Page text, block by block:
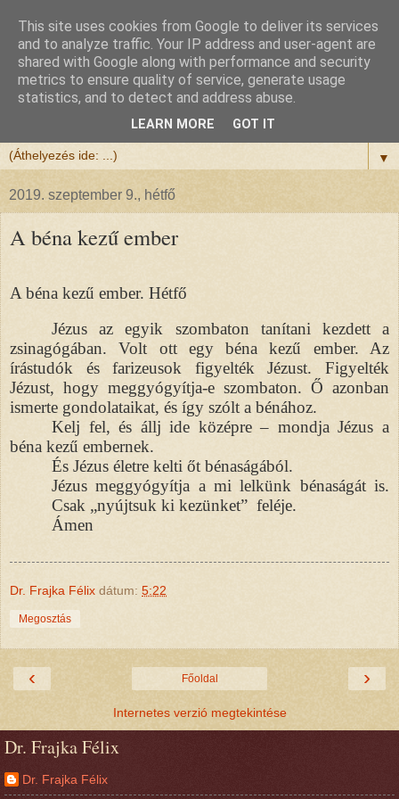
Félix atya
Szeretettel köszöntöm a honlapomra ellátogatót.
▼
2019. szeptember 9., hétfő
A béna kezű ember
A béna kezű ember. Hétfő
Jézus az egyik szombaton tanítani kezdett a
zsinagógában. Volt ott egy béna kezű ember. Az
írástudók és farizeusok figyelték Jézust. Figyelték
Jézust, hogy meggyógyítja-e szombaton. Ő azonban
ismerte gondolataikat, és így szólt a bénához.
Kelj fel, és állj ide középre – mondja Jézus a
béna kezű embernek.
És Jézus életre kelti őt bénaságából.
Jézus meggyógyítja a mi lelkünk bénaságát is.
Csak „nyújtsuk ki kezünket” feléje.
Ámen
Dr. Frajka Félix dátum: 5:22
Megosztás
‹ ›
Főoldal
Internetes verzió megtekintése
Dr. Frajka Félix
Dr. Frajka Félix
This site uses cookies from Google to deliver its services
and to analyze traffic. Your IP address and user-agent are
shared with Google along with performance and security
metrics to ensure quality of service, generate usage
statistics, and to detect and address abuse.
LEARN MORE GOT IT